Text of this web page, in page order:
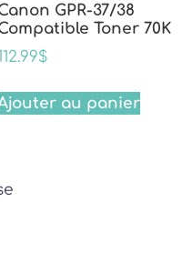
GPR-37/38
Toner 70K
$
au panier